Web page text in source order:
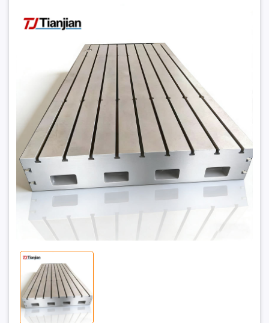
Lắp Và Đo Kiểm Chính Xác Cho Ngành Cơ Khí
Đặt trước sản phẩm để nhận thêm nhiều ưu đãi bạn
GỬI THÔNG TIN